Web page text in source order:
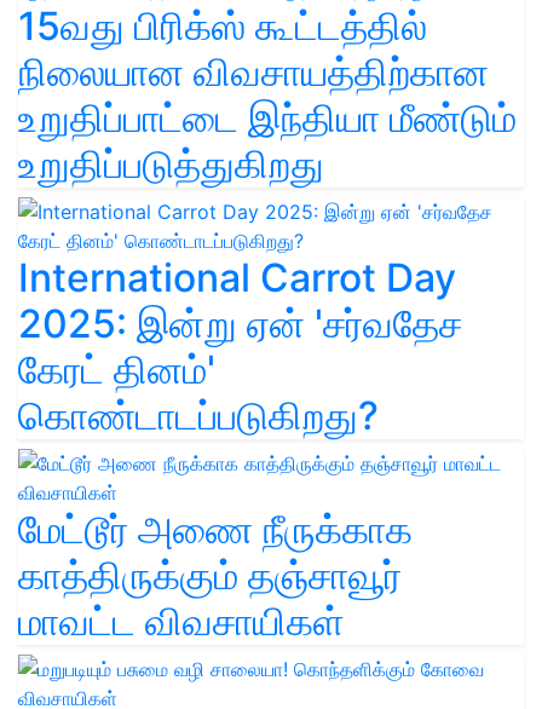
15வது பிரிக்ஸ் கூட்டத்தில்
நிலையான விவசாயத்திற்கான
உறுதிப்பாட்டை இந்தியா மீண்டும்
உறுதிப்படுத்துகிறது
International Carrot Day
2025: இன்று ஏன் 'சர்வதேச
கேரட் தினம்'
கொண்டாடப்படுகிறது?
மேட்டூர் அணை நீருக்காக
காத்திருக்கும் தஞ்சாவூர்
மாவட்ட விவசாயிகள்